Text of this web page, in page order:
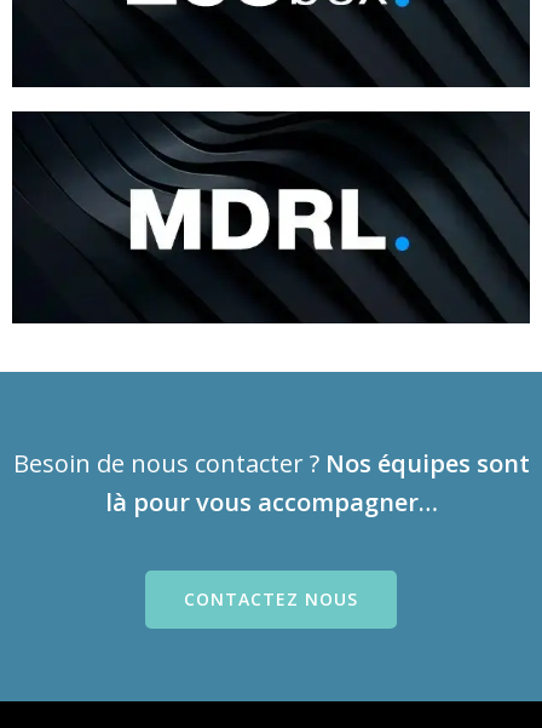
MY DIGITAL REGISTERED LETTER
Besoin de nous contacter ?Nos équipes sont
là pour vous accompagner…
CONTACTEZ NOUS